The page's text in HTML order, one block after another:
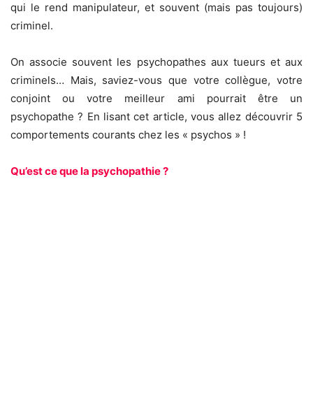
qui le rend manipulateur, et souvent (mais pas toujours)
criminel.
On associe souvent les psychopathes aux tueurs et aux
criminels… Mais, saviez-vous que votre collègue, votre
conjoint ou votre meilleur ami pourrait être un
psychopathe ? En lisant cet article, vous allez découvrir 5
comportements courants chez les « psychos » !
Qu’est ce que la psychopathie ?